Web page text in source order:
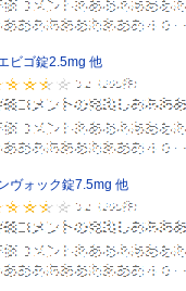
ビゴ錠2.5mg 他
ヴォック錠7.5mg 他